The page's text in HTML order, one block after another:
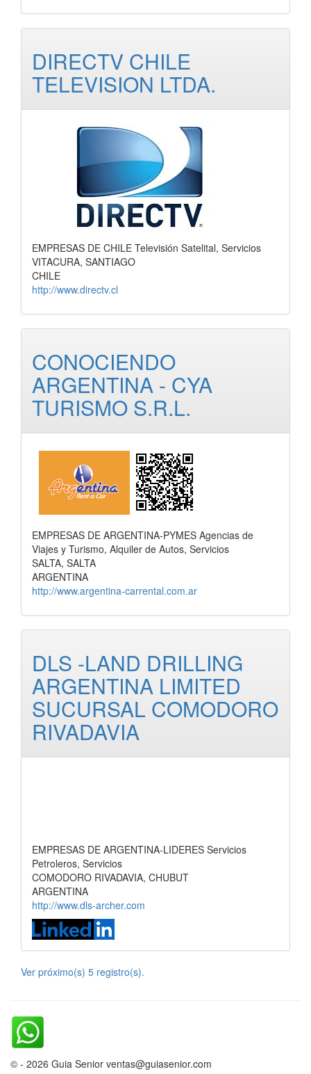
DIRECTV CHILE
TELEVISION LTDA.
EMPRESAS DE CHILE Televisión Satelital, Servicios
VITACURA, SANTIAGO
CHILE
http://www.directv.cl
CONOCIENDO
ARGENTINA - CYA
TURISMO S.R.L.
EMPRESAS DE ARGENTINA-PYMES Agencias de
Viajes y Turismo, Alquiler de Autos, Servicios
SALTA, SALTA
ARGENTINA
http://www.argentina-carrental.com.ar
DLS -LAND DRILLING
ARGENTINA LIMITED
SUCURSAL COMODORO
RIVADAVIA
EMPRESAS DE ARGENTINA-LIDERES Servicios
Petroleros, Servicios
COMODORO RIVADAVIA, CHUBUT
ARGENTINA
http://www.dls-archer.com
Ver próximo(s) 5 registro(s).
© - 2026 Guia Senior ventas@guiasenior.com